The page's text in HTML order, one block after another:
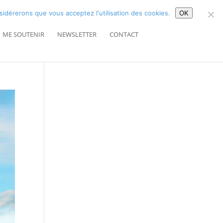
ME SOUTENIR NEWSLETTER CONTACT
que vous acceptez l'utilisation des cookies. OK